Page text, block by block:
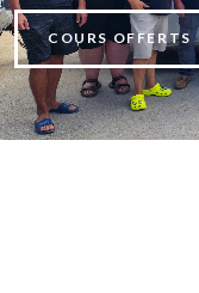
COURS OFFERTS